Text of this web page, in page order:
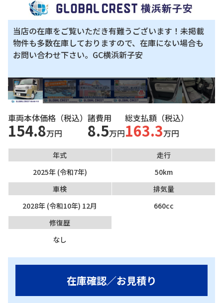
当店の在庫をご覧いただき有難うございます！未掲載
物件も多数在庫しておりますので、在庫にない場合も
お問い合わせ下さい。GC横浜新子安
車両本体価格（税込）
154.8万円
諸費用
8.5万円
総支払額（税込）
163.3万円
年式
2025年 (令和7年)
走行
50km
車検
2028年 (令和10年) 12月
排気量
660cc
修復歴
なし
在庫確認／お見積り